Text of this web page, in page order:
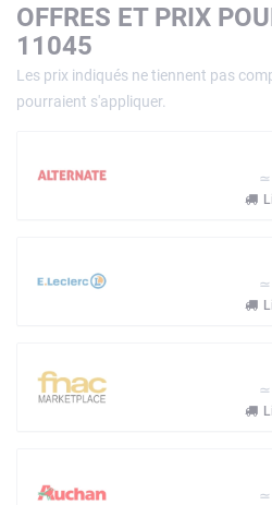
OFFRES ET PRIX
11045
Les prix indiqués ne tiennent pas
pourraient s'appliquer.
≃
≃
≃
≃